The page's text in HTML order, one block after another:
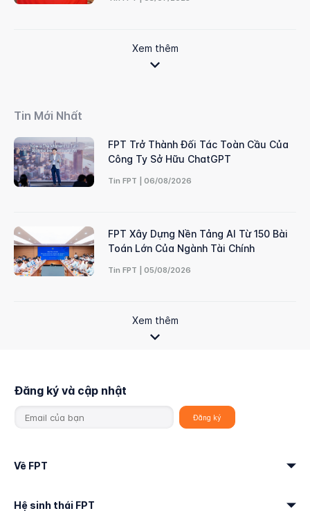
Xem thêm
Tin Mới Nhất
FPT Trở Thành Đối Tác Toàn Cầu Của
Công Ty Sở Hữu ChatGPT
Tin FPT | 06/08/2026
FPT Xây Dựng Nền Tảng AI Từ 150 Bài
Toán Lớn Của Ngành Tài Chính
Tin FPT | 05/08/2026
Xem thêm
Đăng ký và cập nhật
Về FPT
Hệ sinh thái FPT